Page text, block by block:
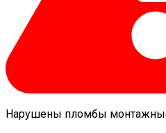
Нарушены пломбы